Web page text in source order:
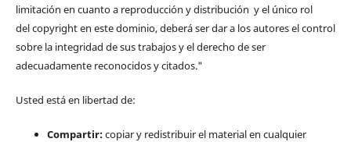
limitación en cuanto a reproducción y distribución y el único rol
del copyright en este dominio, deberá ser dar a los autores el control
sobre la integridad de sus trabajos y el derecho de ser
adecuadamente reconocidos y citados."
Usted está en libertad de:
Compartir:copiar y redistribuir el material en cualquier